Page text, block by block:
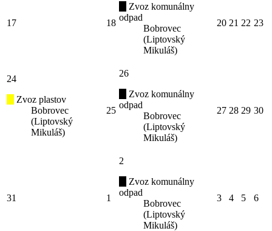
17 18
Zvoz komunálny
odpad
Bobrovec
(Liptovský
Mikuláš)
20 21 22 23
24
Zvoz plastov
Bobrovec
(Liptovský
Mikuláš)
25
26
Zvoz komunálny
odpad
Bobrovec
(Liptovský
Mikuláš)
27 28 29 30
31 1
2
Zvoz komunálny
odpad
Bobrovec
(Liptovský
Mikuláš)
3 4 5 6